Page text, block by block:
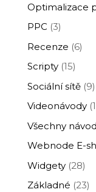
Optimalizace
PPC (3)
Recenze (6)
Scripty(15)
Sociální sítě(9)
Videonávody
Všechny
Webnode E-
Widgety(28)
Základné (23)